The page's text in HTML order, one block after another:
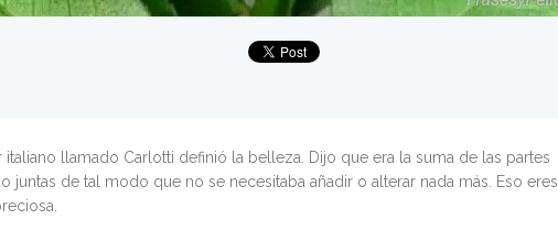
italiano llamado Carlotti definió la belleza. Dijo que era la suma de las partes
juntas de tal modo que no se necesitaba añadir o alterar nada más. Eso eres